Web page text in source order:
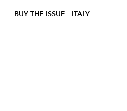
BUY THE ISSUE ITALY